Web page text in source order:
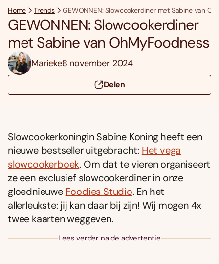
Home Trends GEWONNEN: Slowcookerdiner met Sabine van
GEWONNEN: Slowcookerdiner
met Sabine van OhMyFoodness
Marieke8 november 2024
Delen
Slowcookerkoningin Sabine Koning heeft een
nieuwe bestseller uitgebracht: Het vega
slowcookerboek. Om dat te vieren organiseert
ze een exclusief slowcookerdiner in onze
gloednieuwe Foodies Studio. En het
allerleukste: jij kan daar bij zijn! Wij mogen 4x
twee kaarten weggeven.
Lees verder na de advertentie